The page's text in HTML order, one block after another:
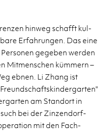
hin­weg schafft kul­
Er­fahrun­gen. Das eine
gegeben wer­den
Mit­men­schen kümmern –
ebnen. Li Zhang ist
am Stan­dort in
bei der Zinzen­dorf­
mit den Fach­